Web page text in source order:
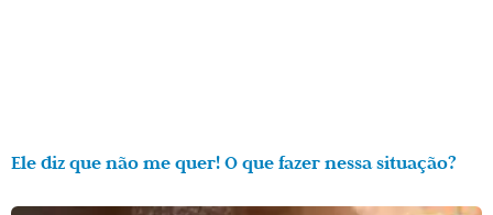
Ele diz que não me quer! O que fazer nessa situação?